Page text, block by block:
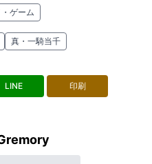
ゲーム
真・一騎当千
LINE 印刷